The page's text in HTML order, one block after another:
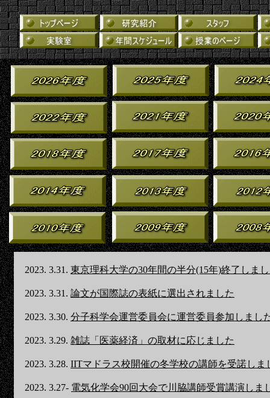
2023. 3.31. 東京理科大学の30年間の半分(15年)終了しま
2023. 3.31. 論文が国際誌の表紙に選出されました
2023. 3.30. 分子科学会運営委員会に運営委員参加しまし
2023. 3.29. 雑誌「医薬経済」の取材に応じました
2023. 3.28. IITマドラス校開催の冬学校の講師を受諾しま
2023. 3.27- 電気化学会90回大会で川脇講師受賞講演しま